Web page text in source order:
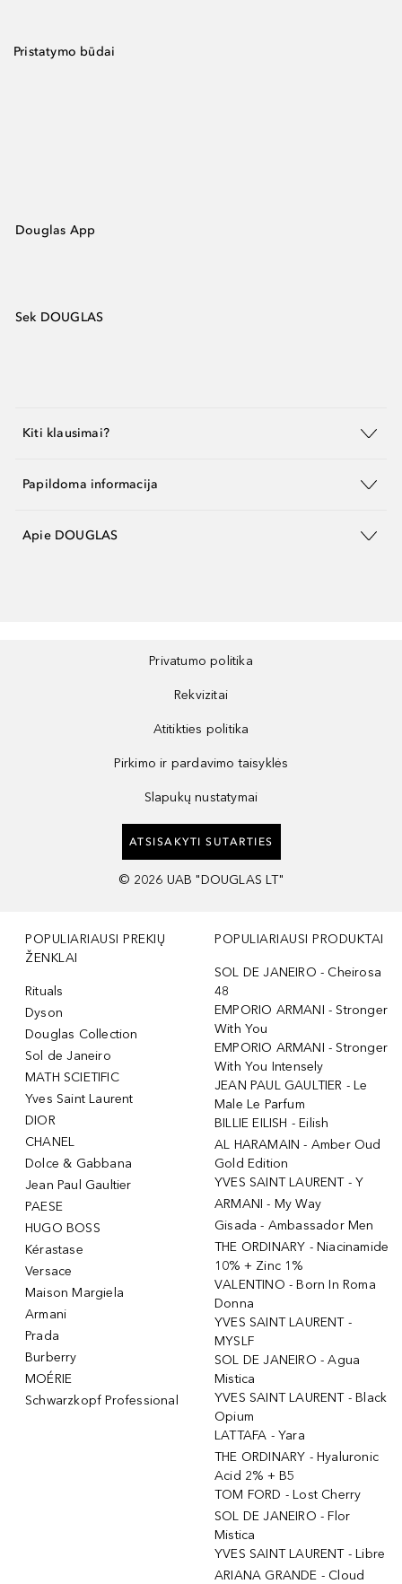
Pristatymo būdai
Douglas App
Sek DOUGLAS
Kiti klausimai?
Papildoma informacija
Apie DOUGLAS
Privatumo politika
Rekvizitai
Atitikties politika
Pirkimo ir pardavimo taisyklės
Slapukų nustatymai
ATSISAKYTI SUTARTIES
© 2026 UAB "DOUGLAS LT"
POPULIARIAUSI PREKIŲ
ŽENKLAI
Rituals
Dyson
Douglas Collection
Sol de Janeiro
MATH SCIETIFIC
Yves Saint Laurent
DIOR
CHANEL
Dolce & Gabbana
Jean Paul Gaultier
PAESE
HUGO BOSS
Kérastase
Versace
Maison Margiela
Armani
Prada
Burberry
MOÉRIE
Schwarzkopf Professional
POPULIARIAUSI PRODUKTAI
SOL DE JANEIRO - Cheirosa
48
EMPORIO ARMANI - Stronger
With You
EMPORIO ARMANI - Stronger
With You Intensely
JEAN PAUL GAULTIER - Le
Male Le Parfum
BILLIE EILISH - Eilish
AL HARAMAIN - Amber Oud
Gold Edition
YVES SAINT LAURENT - Y
ARMANI - My Way
Gisada - Ambassador Men
THE ORDINARY - Niacinamide
10% + Zinc 1%
VALENTINO - Born In Roma
Donna
YVES SAINT LAURENT -
MYSLF
SOL DE JANEIRO - Agua
Mistica
YVES SAINT LAURENT - Black
Opium
LATTAFA - Yara
THE ORDINARY - Hyaluronic
Acid 2% + B5
TOM FORD - Lost Cherry
SOL DE JANEIRO - Flor
Mistica
YVES SAINT LAURENT - Libre
ARIANA GRANDE - Cloud